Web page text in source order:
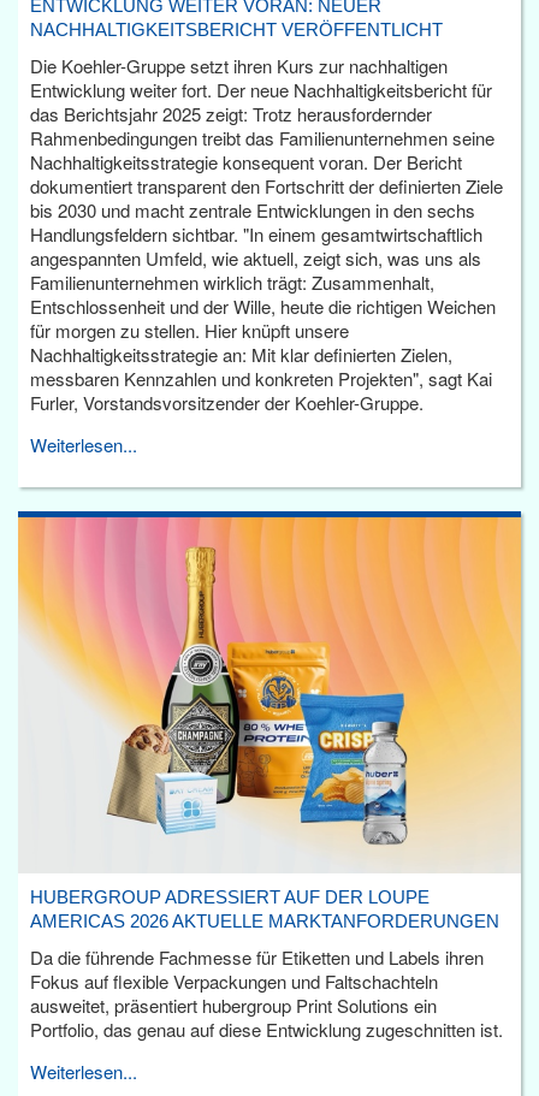
ENTWICKLUNG WEITER VORAN: NEUER
NACHHALTIGKEITSBERICHT VERÖFFENTLICHT
Die Koehler-Gruppe setzt ihren Kurs zur nachhaltigen
Entwicklung weiter fort. Der neue Nachhaltigkeitsbericht für
das Berichtsjahr 2025 zeigt: Trotz herausfordernder
Rahmenbedingungen treibt das Familienunternehmen seine
Nachhaltigkeitsstrategie konsequent voran. Der Bericht
dokumentiert transparent den Fortschritt der definierten Ziele
bis 2030 und macht zentrale Entwicklungen in den sechs
Handlungsfeldern sichtbar. "In einem gesamtwirtschaftlich
angespannten Umfeld, wie aktuell, zeigt sich, was uns als
Familienunternehmen wirklich trägt: Zusammenhalt,
Entschlossenheit und der Wille, heute die richtigen Weichen
für morgen zu stellen. Hier knüpft unsere
Nachhaltigkeitsstrategie an: Mit klar definierten Zielen,
messbaren Kennzahlen und konkreten Projekten", sagt Kai
Furler, Vorstandsvorsitzender der Koehler-Gruppe.
Weiterlesen...
HUBERGROUP ADRESSIERT AUF DER LOUPE
AMERICAS 2026 AKTUELLE MARKTANFORDERUNGEN
Da die führende Fachmesse für Etiketten und Labels ihren
Fokus auf flexible Verpackungen und Faltschachteln
ausweitet, präsentiert hubergroup Print Solutions ein
Portfolio, das genau auf diese Entwicklung zugeschnitten ist.
Weiterlesen...